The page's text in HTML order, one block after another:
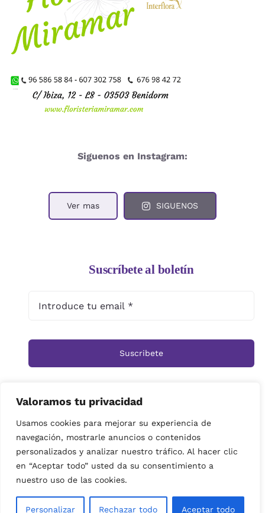
Valoramos tu privacidad
Usamos cookies para mejorar su experiencia de
navegación, mostrarle anuncios o contenidos
personalizados y analizar nuestro tráfico. Al hacer clic
en “Aceptar todo” usted da su consentimiento a
nuestro uso de las cookies.
Personalizar Rechazar todo Aceptar todo
Siguenos en Instagram:
Ver mas SIGUENOS
Suscríbete al boletín
Suscribete
Inicio Tienda Ramos Rosas
Centros
Cestas
Arreglos Funerarios
Contacto
Política de privacidad
© Copyright 2026 | imagenes propiedad de Floristeria
Miramar| Derechos reservados|